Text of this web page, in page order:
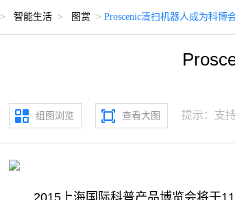
> 智能生活 > 图赏 > Proscenic清扫机器人成为科博
组图浏览 查看大图 提示：支
2015上海国际科普产品博览会将于